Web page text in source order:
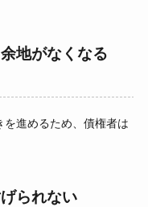
地がなくなる
を進めるため、債権者は
られない